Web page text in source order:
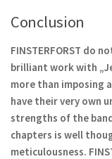
Conclusion
FINSTERFORST do
brilliant work with
more than imposing
have their very own
strengths of the
chapters is well
meticulousness.